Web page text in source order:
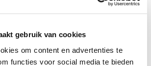
gebruik van cookies
om content en advertenties te
functies voor social media te bieden
dat er op latere leeftijd klachten
ondersteuning van school en